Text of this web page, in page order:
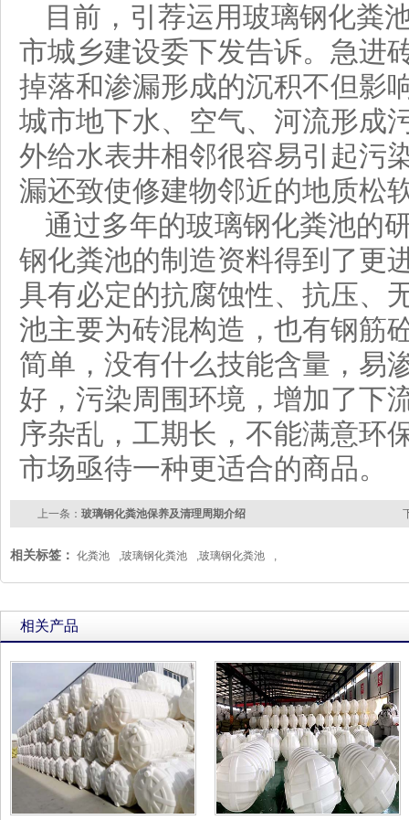
目前，引荐运用玻璃钢化粪
市城乡建设委下发告诉。急进
掉落和渗漏形成的沉积不但影
城市地下水、空气、河流形成
外给水表井相邻很容易引起污
漏还致使修建物邻近的地质松
通过多年的玻璃钢化粪池的
钢化粪池的制造资料得到了更
具有必定的抗腐蚀性、抗压、
池主要为砖混构造，也有钢筋
简单，没有什么技能含量，易
好，污染周围环境，增加了下
序杂乱，工期长，不能满意环
市场亟待一种更适合的商品。
上一条： 玻璃钢化粪池保养及清理周期介绍
相关标签： 化粪池 ,玻璃钢化粪池 ,玻璃钢化粪池 ,
相关产品